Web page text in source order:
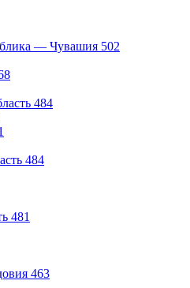
— Чувашия 502
484
484
481
463